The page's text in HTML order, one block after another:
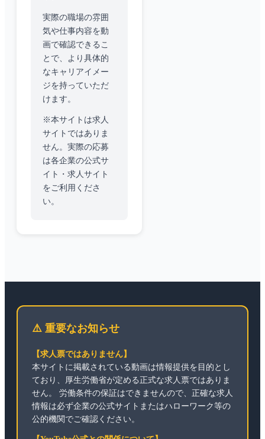
実際の職場の雰囲
気や仕事内容を動
画で確認できるこ
とで、より具体的
なキャリアイメー
ジを持っていただ
けます。
※本サイトは求人
サイトではありま
せん。実際の応募
は各企業の公式サ
イト・求人サイト
をご利用くださ
い。
⚠️ 重要なお知らせ
【求人票ではありません】
本サイトに掲載されている動画は情報提供を目的とし
ており、厚生労働省が定める正式な求人票ではありま
せん。 労働条件の保証はできませんので、正確な求人
情報は必ず企業の公式サイトまたはハローワーク等の
公的機関でご確認ください。